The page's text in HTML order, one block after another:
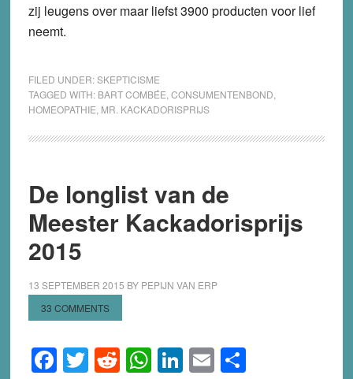
zij leugens over maar liefst 3900 producten voor lief
neemt.
FILED UNDER:SKEPTICISME
TAGGED WITH: BART COMBÉE CONSUMENTENBOND
HOMEOPATHIE MR. KACKADORISPRIJS
De longlist van de
Meester Kackadorisprijs
2015
13 SEPTEMBER 2015 BY PEPIJN VAN ERP
33 COMMENTS
Facebook
Twitter
Reddit
WhatsApp
LinkedIn
EmailShare